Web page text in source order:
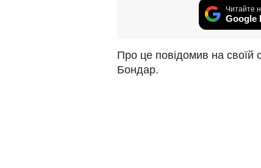
Читайте
Google
Про це повідомив на своїй
Бондар.